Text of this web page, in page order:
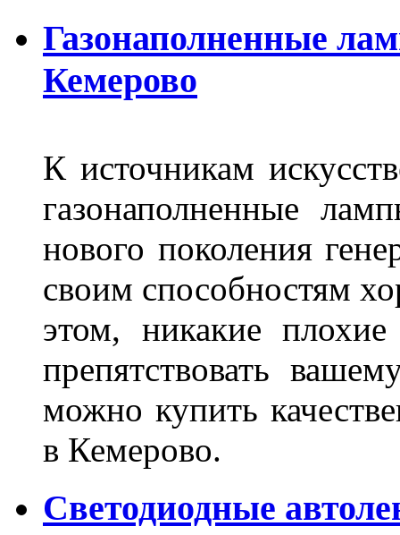
Газонаполненные
Кемерово
К источникам
газонаполненные
нового поколения
своим способностям
этом, никакие
препятствовать
можно купить
в Кемерово.
Светодиодные